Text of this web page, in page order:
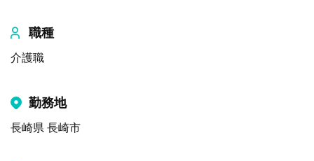
職種
介護職
勤務地
長崎県 長崎市